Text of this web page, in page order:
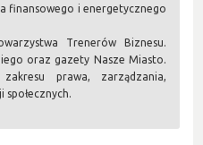
finansowego i energetycznego
Trenerów Biznesu.
oraz gazety Nasze Miasto.
prawa, zarządzania,